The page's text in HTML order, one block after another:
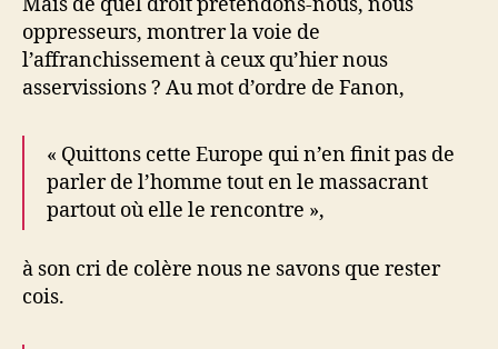
oppresseurs, montrer la voie de
l’affranchissement à ceux qu’hier nous
asservissions ? Au mot d’ordre de Fanon,
« Quittons cette Europe qui n’en finit pas de
parler de l’homme tout en le massacrant
partout où elle le rencontre »,
à son cri de colère nous ne savons que rester
cois.